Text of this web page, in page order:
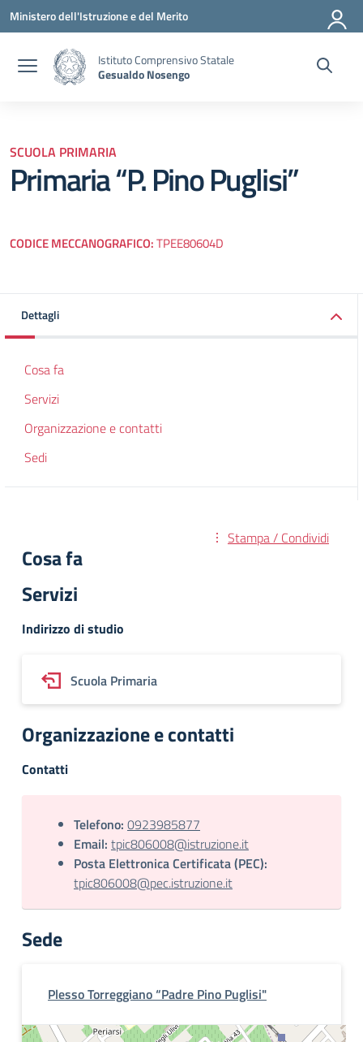
Vai ai contenuti
Vai al menu di navigazione
Vai al footer
Ministero dell'Istruzione e del Merito
Istituto Comprensivo Statale
Gesualdo Nosengo
SCUOLA PRIMARIA
Primaria “P. Pino Puglisi”
CODICE MECCANOGRAFICO:TPEE80604D
Dettagli
Cosa fa
Servizi
Organizzazione e contatti
Sedi
Stampa / Condividi
Cosa fa
Servizi
Indirizzo di studio
Scuola Primaria
Organizzazione e contatti
Contatti
Telefono: 0923985877
Email: tpic806008@istruzione.it
Posta Elettronica Certificata (PEC):
tpic806008@pec.istruzione.it
Sede
Plesso Torreggiano “Padre Pino Puglisi"